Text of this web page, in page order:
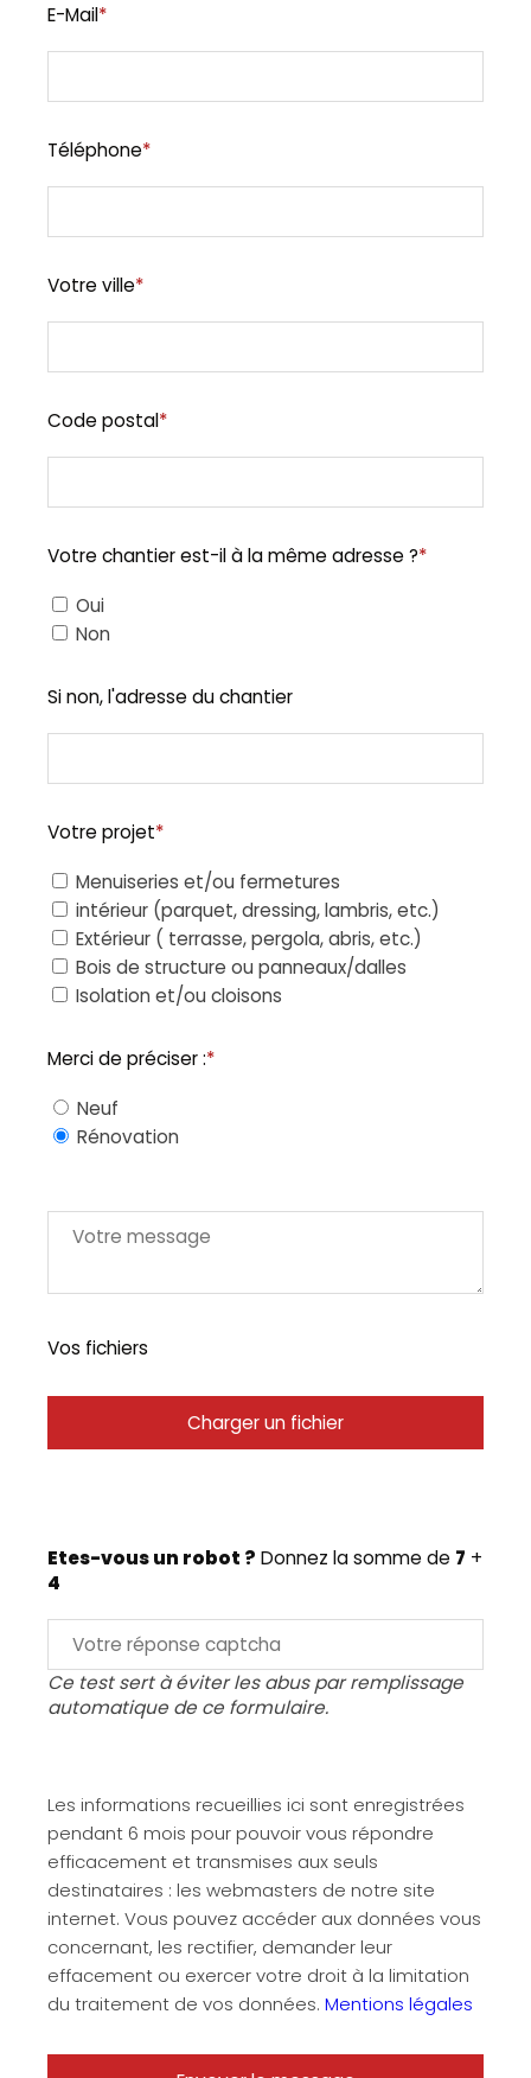
E-Mail*
Téléphone*
Votre ville*
Code postal*
Votre chantier est-il à la même adresse ?*
Oui
Non
Si non, l'adresse du chantier
Votre projet*
Menuiseries et/ou fermetures
intérieur (parquet, dressing, lambris, etc.)
Extérieur ( terrasse, pergola, abris, etc.)
Bois de structure ou panneaux/dalles
Isolation et/ou cloisons
Merci de préciser :*
Neuf
Rénovation
Vos fichiers
Charger un fichier
Etes-vous un robot ? Donnez la somme de 7 +
4
Ce test sert à éviter les abus par remplissage
automatique de ce formulaire.
Les informations recueillies ici sont enregistrées
pendant 6 mois pour pouvoir vous répondre
efficacement et transmises aux seuls
destinataires : les webmasters de notre site
internet. Vous pouvez accéder aux données vous
concernant, les rectifier, demander leur
effacement ou exercer votre droit à la limitation
du traitement de vos données. Mentions légales